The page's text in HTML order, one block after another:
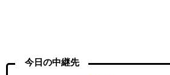
今日の中継先